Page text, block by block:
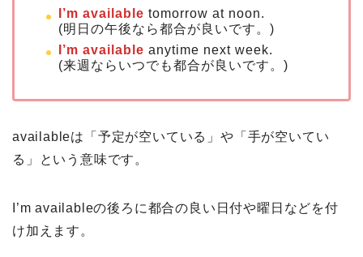
I’m available tomorrow at noon.
(明日の午後なら都合が良いです。)
I’m available anytime next week.
(来週ならいつでも都合が良いです。)
availableは「予定が空いている」や「手が空いてい
る」という意味です。
I’m availableの後ろに都合の良い日付や曜日などを付
け加えます。